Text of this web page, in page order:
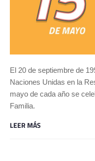
El 20 de septiembre de
Naciones Unidas en la
mayo de cada año se
Familia.
LEER MÁS